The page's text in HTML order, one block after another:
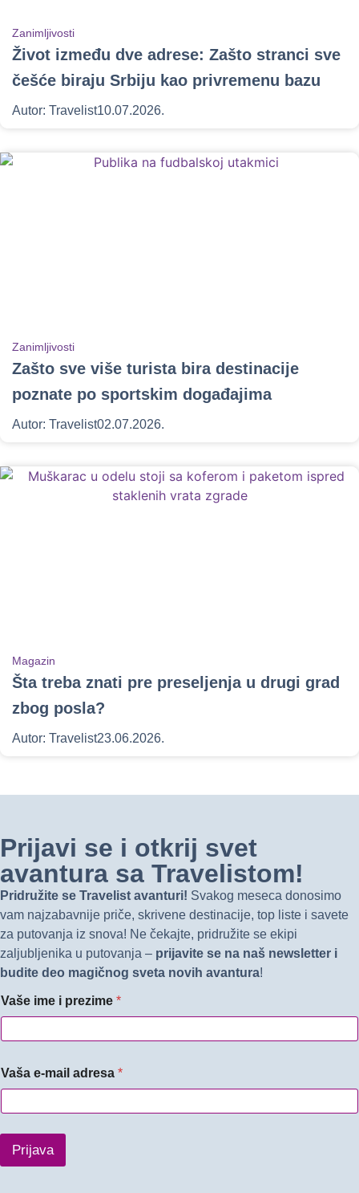
Zanimljivosti
Život između dve adrese: Zašto stranci sve
češće biraju Srbiju kao privremenu bazu
Autor: Travelist10.07.2026.
Zanimljivosti
Zašto sve više turista bira destinacije
poznate po sportskim događajima
Autor: Travelist02.07.2026.
Magazin
Šta treba znati pre preseljenja u drugi grad
zbog posla?
Autor: Travelist23.06.2026.
Prijavi se i otkrij svet
avantura sa Travelistom!
Pridružite se Travelist avanturi! Svakog meseca donosimo
vam najzabavnije priče, skrivene destinacije, top liste i savete
za putovanja iz snova! Ne čekajte, pridružite se ekipi
zaljubljenika u putovanja – prijavite se na naš newsletter i
budite deo magičnog sveta novih avantura!
Vaše ime i prezime *
Vaša e-mail adresa *
Prijava